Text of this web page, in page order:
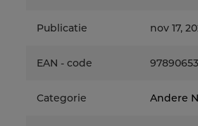
Publicatie nov 17,
EAN - code
Categorie Andere